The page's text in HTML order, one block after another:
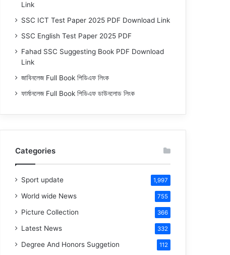
Link
SSC ICT Test Paper 2025 PDF Download Link
SSC English Test Paper 2025 PDF
Fahad SSC Suggesting Book PDF Download
Link
জাবিনলেজ Full Book পিডিএফ লিংক
ফার্মানলেজ Full Book পিডিএফ ডাউনলোড লিংক
Categories
Sport update 1,997
World wide News 755
Picture Collection 366
Latest News 332
Degree And Honors Suggetion 112